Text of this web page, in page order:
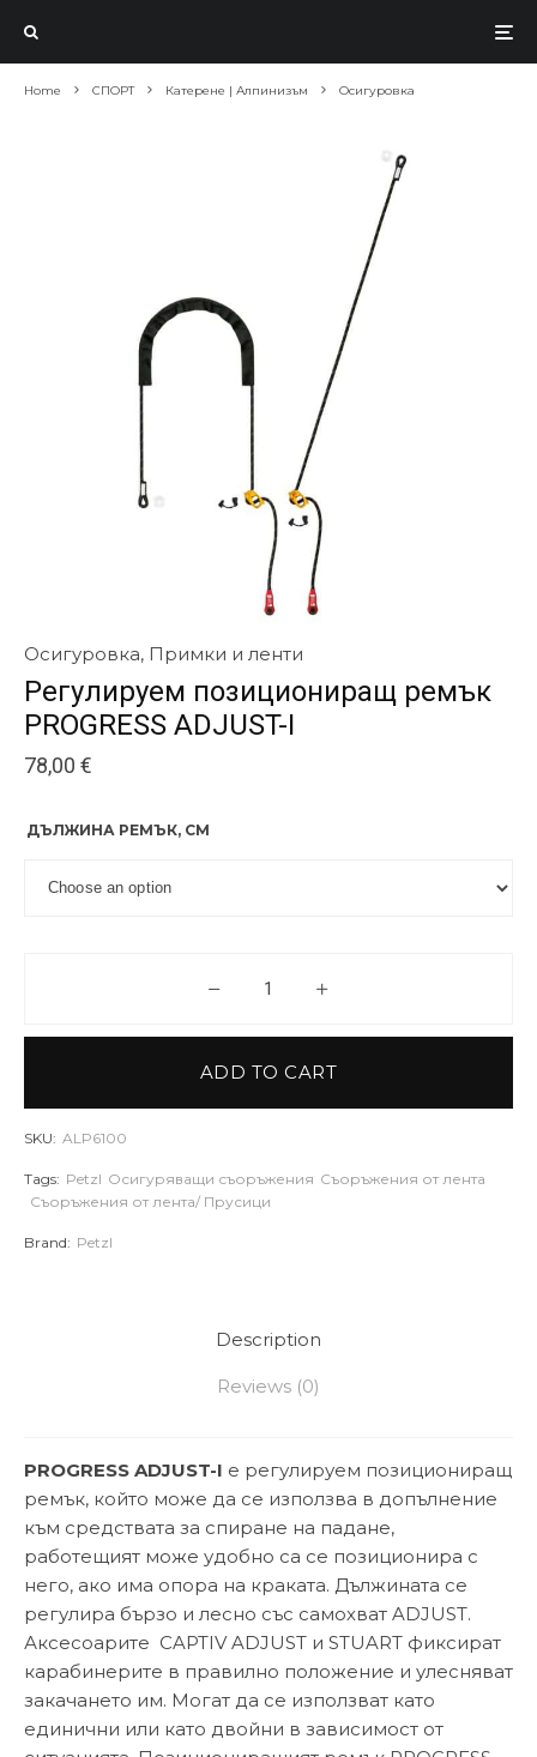
Home СПОРТ Катерене | Алпинизъм Осигуровка
Осигуровка, Примки и ленти
Регулируем позициониращ ремък
PROGRESS ADJUST-I
78,00 €
ДЪЛЖИНА РЕМЪК, СМ
Регулируем позициониращ
ADD TO CART
SKU: ALP6100
Tags: Petzl Осигуряващи съоръжения Съоръжения от лента
Съоръжения от лента/ Прусици
Brand: Petzl
Description
Reviews (0)
PROGRESS ADJUST-I е регулируем позициониращ
ремък, който може да се използва в допълнение
към средствата за спиране на падане,
работещият може удобно са се позиционира с
него, ако има опора на краката. Дължината се
регулира бързо и лесно със самохват ADJUST.
Аксесоарите CAPTIV ADJUST и STUART фиксират
карабинерите в правилно положение и улесняват
закачането им. Могат да се използват като
единични или като двойни в зависимост от